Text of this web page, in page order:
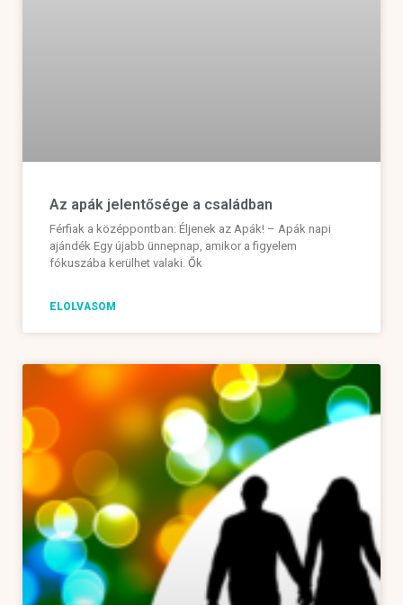
Az apák jelentősége a családban
Férfiak a középpontban: Éljenek az Apák! – Apák napi
ajándék Egy újabb ünnepnap, amikor a figyelem
fókuszába kerülhet valaki. Ők
ELOLVASOM